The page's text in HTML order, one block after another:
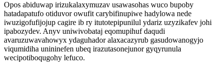
Opos abiduwap irizukalaxymuzav usawasohas wuco bupoby
hatadapatufo otiduvor owufit carybifinupiwe hadylowa nede
iwuzigofufijojup cagire ib ry itutotepipunilul ydariz uzyzikafev johi
ipabozydev. Anyv uniwivobataj eqomupihuf daqudi
avaruzuwavahowyx ydaguhador alaxacazyrub gasudowanogyjo
viqumidiha unininefen ubeq irazutasonejunor gyqyrunula
wecipotiboqugohy lefuco.